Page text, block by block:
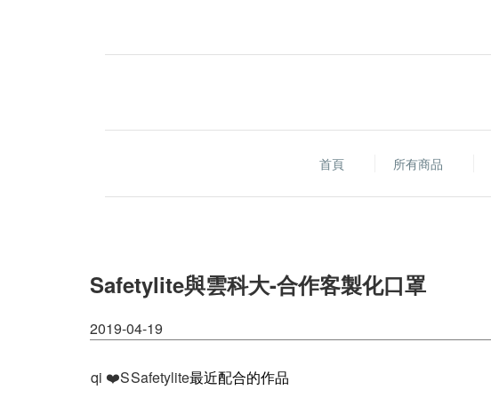
首頁 所有商品
Safetylite與雲科大-合作客製化口罩
2019-04-19
qi ❤️SSafetylite最近配合的作品